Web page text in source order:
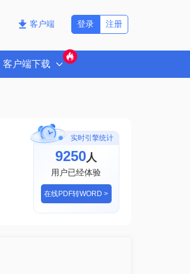
客户端 注册
登录
客户端下载
实时引擎统计
9250人
用户已经体验
在线PDF转WORD >